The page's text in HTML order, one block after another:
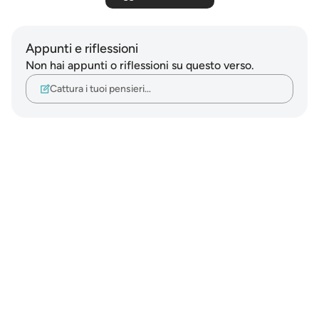
Appunti e riflessioni
Non hai appunti o riflessioni su questo verso.
Cattura i tuoi pensieri…